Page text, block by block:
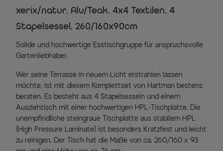
xerix/natur, Alu/Teak, 4x4 Textilen, 4
Stapelsessel, 260/160x90cm
Solide und hochwertige Esstischgruppe für anspruchsvolle
Gartenliebhaber.
Wer seine Terrasse in neuem Licht erstrahlen lassen
möchte, ist mit diesem Komplettset von Hartman bestens
beraten. Es besteht aus 4 Stapelsesseln und einem
Ausziehtisch mit einer hochwertigen HPL-Tischplatte. Die
unempfindliche steingraue Tischplatte aus stabilem HPL
(High Pressure Laminate) ist besonders Kratzfest und leicht
zu reinigen. Der Tisch hat die Maße von ca. 260/160 x 93